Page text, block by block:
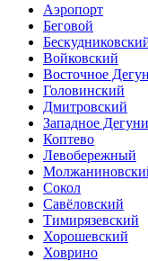
Аэропорт
Беговой
Войковский
Восточное
Головинский
Дмитровский
Западное
Коптево
Левобережный
Сокол
Савёловский
Тимирязевский
Хорошевский
Ховрино